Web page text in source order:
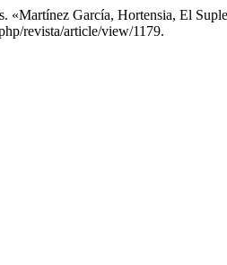
«Martínez García, Hortensia, El
revista/article/view/1179.